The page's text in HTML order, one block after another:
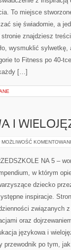
To miejsce
się świadomie, a
stronie znajdziesz
wysmuklić
to Fitness po 40-
[…]
I
MOŻLIWOŚĆ
NA 5 –
w którym
dziecko
inspiracje.
związanych
oraz
językowa i
przewodnik po tym,